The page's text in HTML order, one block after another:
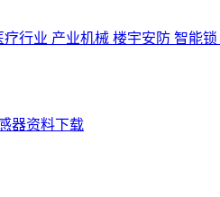
疗行业 产业机械 楼宇安防 智能锁
器资料下载